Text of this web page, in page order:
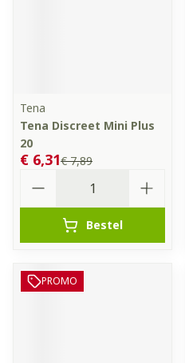
Tena
Tena Discreet Mini Plus
20
€ 7,89
€ 6,31
Bestel
PROMO